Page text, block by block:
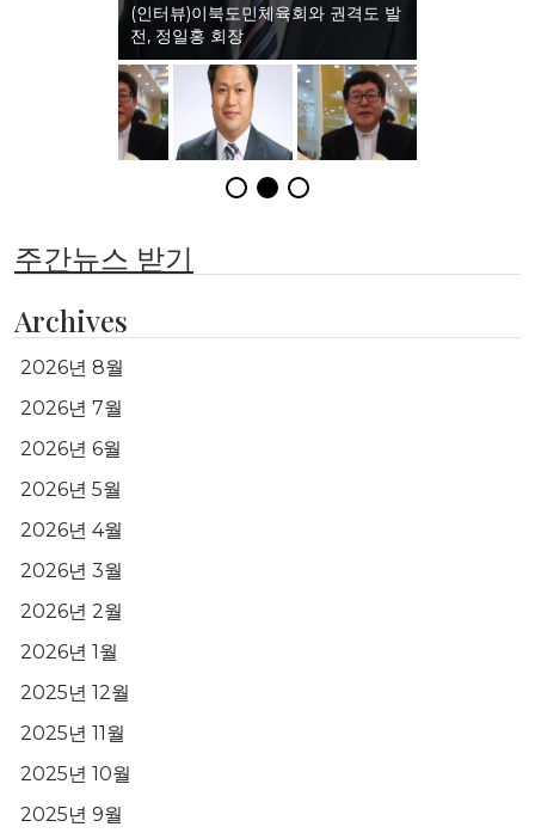
(인터뷰)이북도민체육회와 권격도 발
전, 정일홍 회장
주간뉴스 받기
Archives
2026년 8월
2026년 7월
2026년 6월
2026년 5월
2026년 4월
2026년 3월
2026년 2월
2026년 1월
2025년 12월
2025년 11월
2025년 10월
2025년 9월